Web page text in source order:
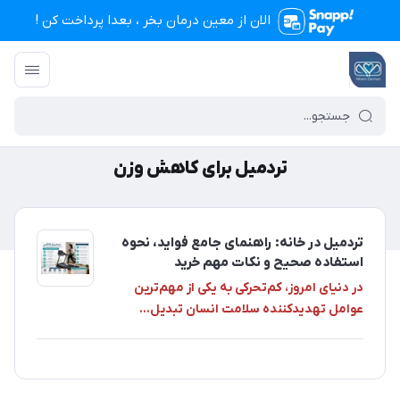
الان از معین درمان بخر ، بعدا پرداخت کن !
تجهیزات پزشکی معین درمان
تردمیل برای کاهش وزن
تردمیل در خانه: راهنمای جامع فواید، نحوه
استفاده صحیح و نکات مهم خرید
در دنیای امروز، کم‌تحرکی به یکی از مهم‌ترین
عوامل تهدیدکننده سلامت انسان تبدیل...